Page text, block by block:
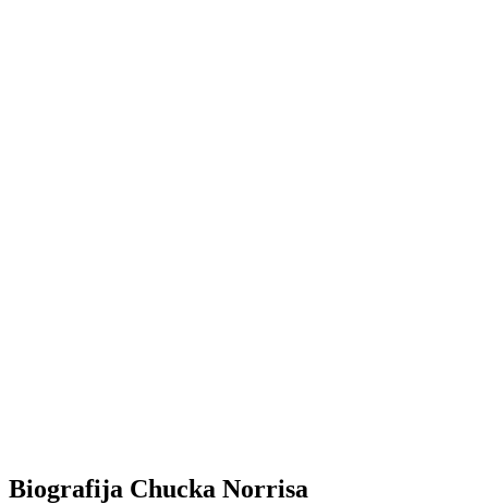
Biografija Chucka Norrisa